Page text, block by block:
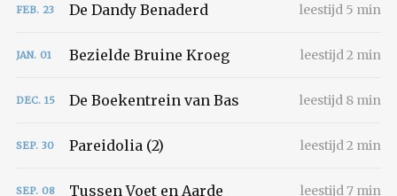
FEB. 23 De Dandy Benaderd leestijd 5 min
JAN. 01 Bezielde Bruine Kroeg leestijd 2 min
DEC. 15 De Boekentrein van Bas leestijd 8 min
SEP. 30 Pareidolia (2) leestijd 2 min
SEP. 08 Tussen Voet en Aarde leestijd 7 min